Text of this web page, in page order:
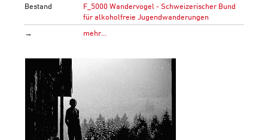
Bestand
F_5000 Wandervogel - Schweizerischer Bund
für alkoholfreie Jugendwanderungen
→
mehr…